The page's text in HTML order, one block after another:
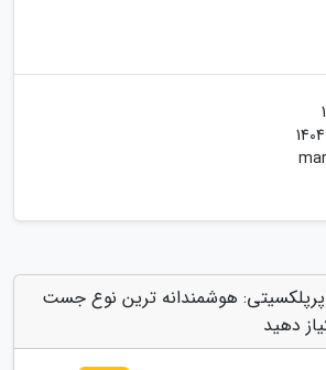
هوشمندانه ترین نوع جست
دهید